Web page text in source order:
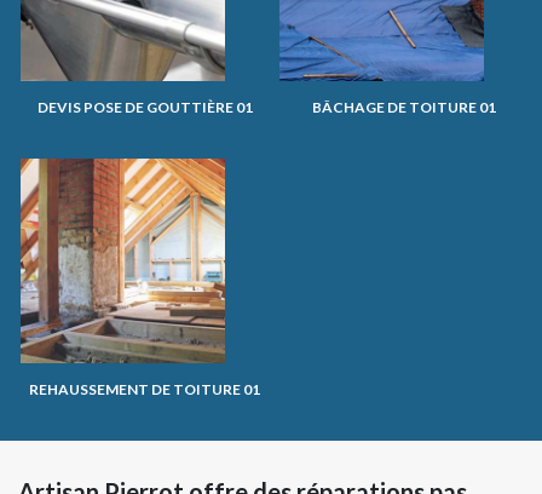
DEVIS POSE DE GOUTTIÈRE 01 BÂCHAGE DE TOITURE 01
REHAUSSEMENT DE TOITURE 01